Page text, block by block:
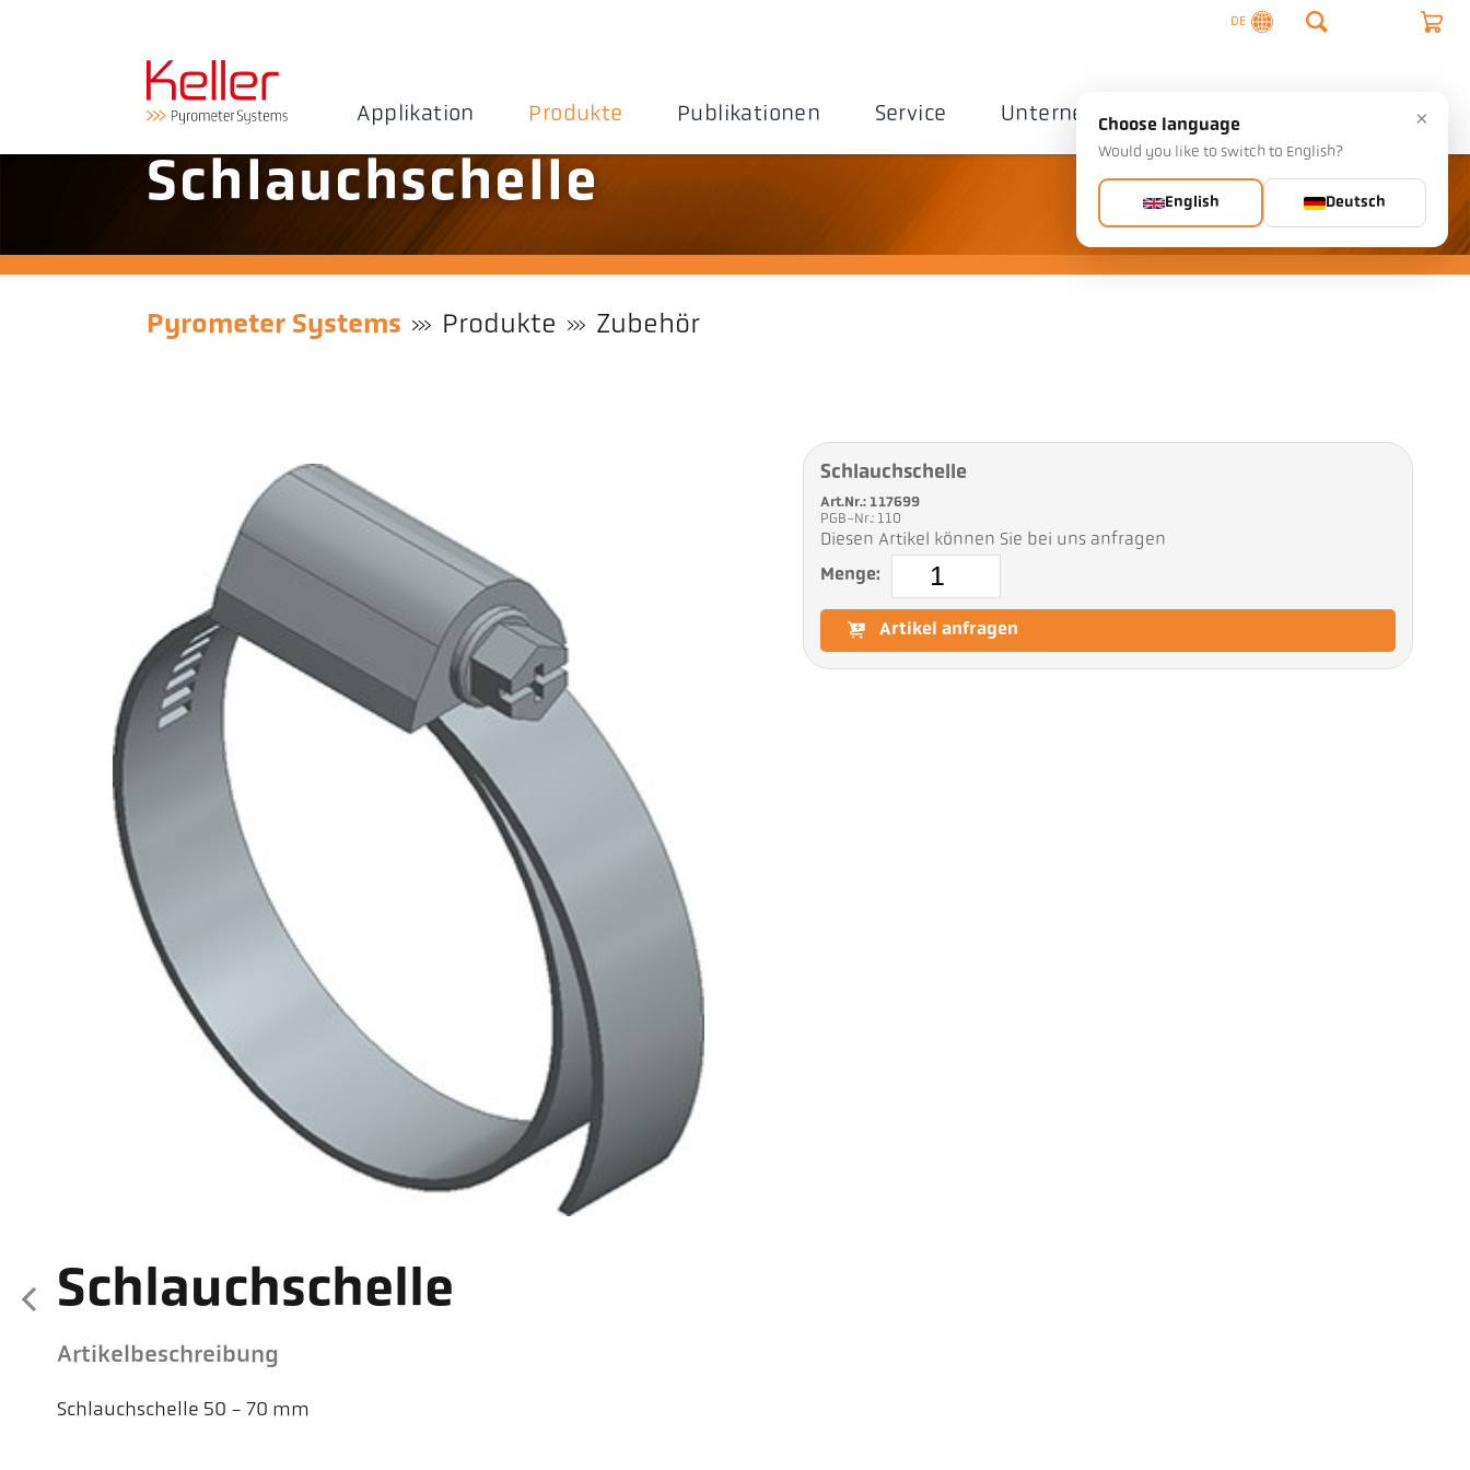
DE
Applikation Produkte Publikationen Service Unternehmen Kontakte
Schlauchschelle
Pyrometer Systems Produkte Zubehör
Schlauchschelle
Artikelbeschreibung
Schlauchschelle 50 - 70 mm
Schlauchschelle
Art.Nr.: 117699
PGB-Nr.: 110
Diesen Artikel können Sie bei uns anfragen
Menge:
Artikel anfragen
×
Choose language
Would you like to switch to English?
English Deutsch